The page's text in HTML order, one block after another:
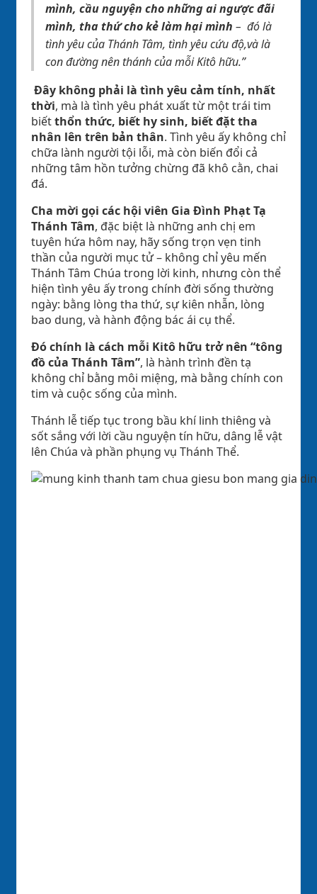
mình, cầu nguyện cho những ai ngược đãi
mình, tha thứ cho kẻ làm hại mình – đó là
tình yêu của Thánh Tâm, tình yêu cứu độ,và là
con đường nên thánh của mỗi Kitô hữu.”
Đây không phải là tình yêu cảm tính, nhất
thời, mà là tình yêu phát xuất từ một trái tim
biếtthổn thức, biết hy sinh, biết đặt tha
nhân lên trên bản thân. Tình yêu ấy không chỉ
chữa lành người tội lỗi, mà còn biến đổi cả
những tâm hồn tưởng chừng đã khô cằn, chai
đá.
Cha mời gọi các hội viên Gia Đình Phạt Tạ
Thánh Tâm, đặc biệt là những anh chị em
tuyên hứa hôm nay, hãy sống trọn vẹn tinh
thần của người mục tử – không chỉ yêu mến
Thánh Tâm Chúa trong lời kinh, nhưng còn thể
hiện tình yêu ấy trong chính đời sống thường
ngày: bằng lòng tha thứ, sự kiên nhẫn, lòng
bao dung, và hành động bác ái cụ thể.
Đó chính là cách mỗi Kitô hữu trở nên “tông
đồ của Thánh Tâm”, là hành trình đền tạ
không chỉ bằng môi miệng, mà bằng chính con
tim và cuộc sống của mình.
Thánh lễtiếp tục trong bầu khí linh thiêng và
sốtsắng với lời cầu nguyện tín hữu, dâng lễvật
lên Chúa và phần phụng vụ Thánh Thể.